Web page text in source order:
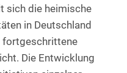
sich die heimische
in Deutschland
fortgeschrittene
Die Entwicklung